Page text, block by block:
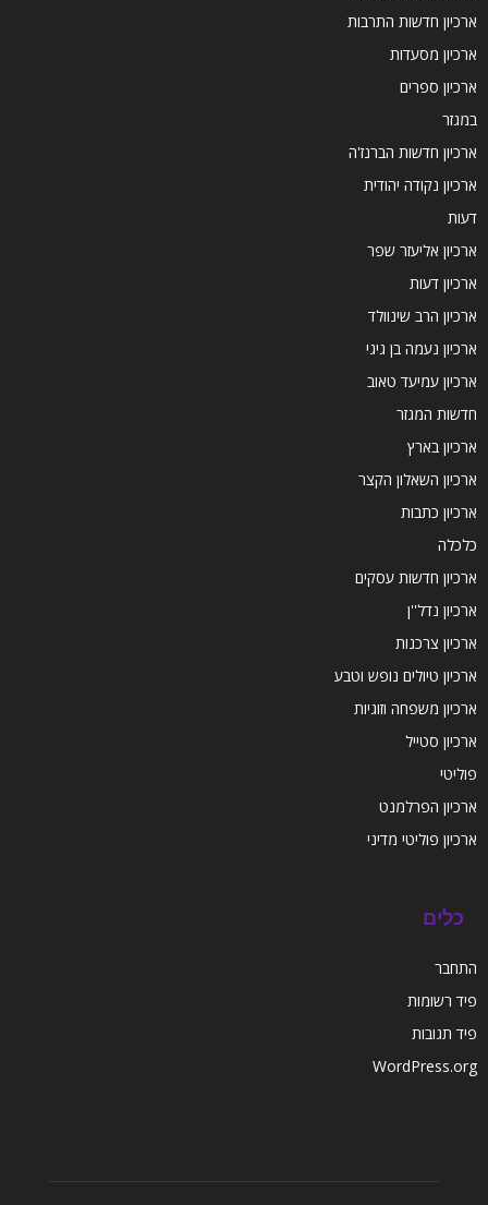
ארכיון חדשות התרבות
ארכיון מסעדות
ארכיון ספרים
במגזר
ארכיון חדשות הברנז'ה
ארכיון נקודה יהודית
דעות
ארכיון אליעזר שפר
ארכיון דעות
ארכיון הרב שינוולד
ארכיון נעמה בן גיגי
ארכיון עמיעד טאוב
חדשות המגזר
ארכיון בארץ
ארכיון השאלון הקצר
ארכיון כתבות
כלכלה
ארכיון חדשות עסקים
ארכיון נדל''ן
ארכיון צרכנות
ארכיון טיולים נופש וטבע
ארכיון משפחה וזוגיות
ארכיון סטייל
פוליטי
ארכיון הפרלמנט
ארכיון פוליטי מדיני
כלים
התחבר
פיד רשומות
פיד תגובות
WordPress.org